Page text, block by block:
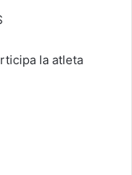
la atleta